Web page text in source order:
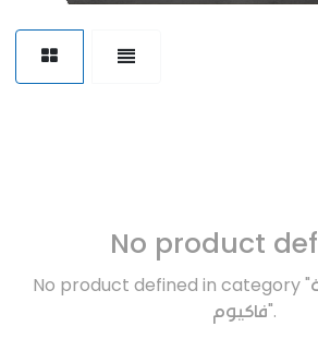
No product
No product defined in category "
فاكيوم".